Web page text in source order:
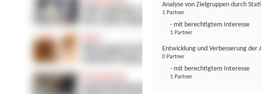
Analyse von Zielgruppen durch
1 Partner
- mit berechtigtem Interesse
1 Partner
Entwicklung und Verbesserung der
0 Partner
- mit berechtigtem Interesse
1 Partner